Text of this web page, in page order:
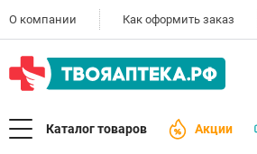
О компании Как оформить заказ
Каталог товаров Акции